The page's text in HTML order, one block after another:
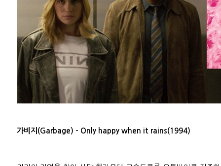
가비지(Garbage) - Only happy when it rains(1994)